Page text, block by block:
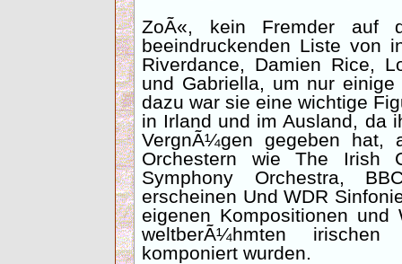
ZoÃ«, kein Fremder auf
beeindruckenden Liste von
Riverdance, Damien Rice,
und Gabriella, um nur
dazu war sie eine wichtige
in Irland und im Ausland, da
VergnÃ¼gen gegeben hat,
Orchestern wie The Irish
Symphony Orchestra,
erscheinen Und WDR
eigenen Kompositionen
weltberÃ¼hmten
komponiert wurden.